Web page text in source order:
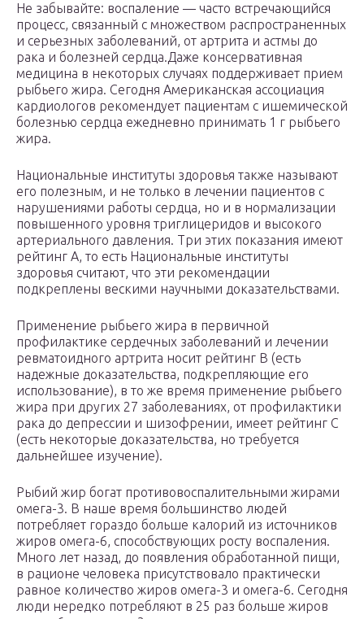
Не забывайте: воспаление — часто встречающийся
процесс, связанный с множеством распространенных
и серьезных заболеваний, от артрита и астмы до
рака и болезней сердца.Даже консервативная
медицина в некоторых случаях поддерживает прием
рыбьего жира. Сегодня Американская ассоциация
кардиологов рекомендует пациентам с ишемической
болезнью сердца ежедневно принимать 1 г рыбьего
жира.
Национальные институты здоровья также называют
его полезным, и не только в лечении пациентов с
нарушениями работы сердца, но и в нормализации
повышенного уровня триглицеридов и высокого
артериального давления. Три этих показания имеют
рейтинг A, то есть Национальные институты
здоровья считают, что эти рекомендации
подкреплены вескими научными доказательствами.
Применение рыбьего жира в первичной
профилактике сердечных заболеваний и лечении
ревматоидного артрита носит рейтинг B (есть
надежные доказательства, подкрепляющие его
использование), в то же время применение рыбьего
жира при других 27 заболеваниях, от профилактики
рака до депрессии и шизофрении, имеет рейтинг C
(есть некоторые доказательства, но требуется
дальнейшее изучение).
Рыбий жир богат противовоспалительными жирами
омега-3. В наше время большинство людей
потребляет гораздо больше калорий из источников
жиров омега-6, способствующих росту воспаления.
Много лет назад, до появления обработанной пищи,
в рационе человека присутствовало практически
равное количество жиров омега-3 и омега-6. Сегодня
люди нередко потребляют в 25 раз больше жиров